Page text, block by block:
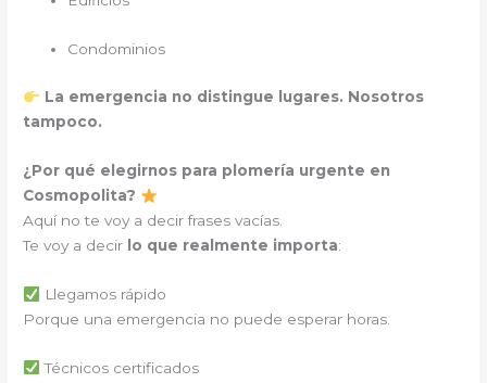
Condominios
La emergencia no distingue lugares. Nosotros
tampoco.
¿Por qué elegirnos para plomería urgente en
Cosmopolita?
Aquí no te voy a decir frases vacías.
Te voy a decir lo que realmente importa:
Llegamos rápido
Porque una emergencia no puede esperar horas.
Técnicos certificados